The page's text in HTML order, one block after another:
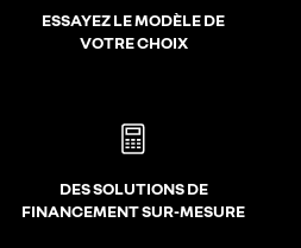
ESSAYEZ LE MODÈLE DE
VOTRE CHOIX
DES SOLUTIONS DE
FINANCEMENT SUR-MESURE